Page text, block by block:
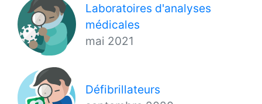
Laboratoires d'analyses
médicales
mai 2021
Défibrillateurs